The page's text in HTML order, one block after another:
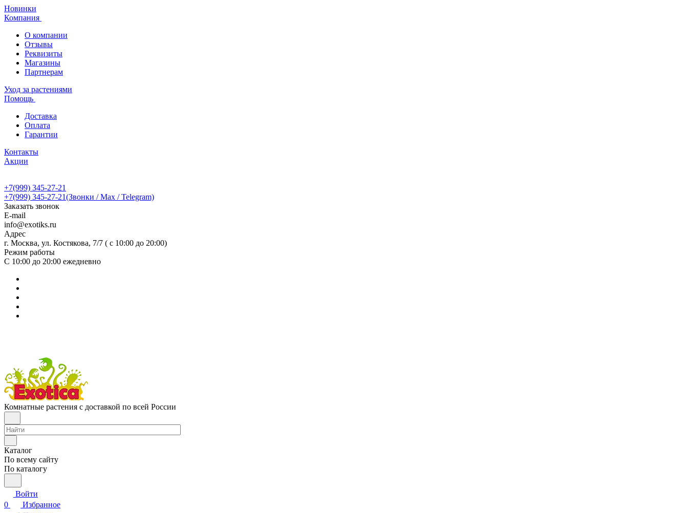
Новинки
Компания
О компании
Отзывы
Реквизиты
Магазины
Партнерам
Уход за растениями
Помощь
Доставка
Оплата
Гарантии
Контакты
Акции
+7(999) 345-27-21
+7(999) 345-27-21(Звонки / Max / Telegram)
Заказать звонок
E-mail
info@exotiks.ru
Адрес
г. Москва, ул. Костякова, 7/7 ( с 10:00 до 20:00)
Режим работы
С 10:00 до 20:00 ежедневно
Комнатные растения с доставкой по всей России
Каталог
По всему сайту
По каталогу
Войти
0
Избранное